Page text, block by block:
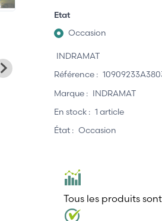
Etat
Occasion
INDRAMAT
Référence :
Marque : INDRAMAT
En stock : 1 article
État : Occasion
Tous les produits